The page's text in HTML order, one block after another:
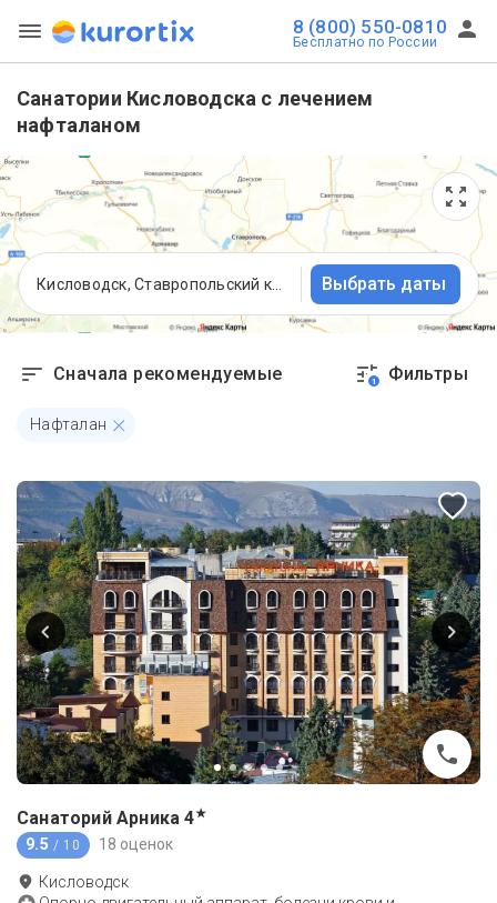
8 (800) 550-0810
Бесплатно по России
Санатории Кисловодска с лечением
нафталаном
Выбрать даты
Сначала рекомендуемые 1 Фильтры
Нафталан
Санаторий Арника 4★
9.5 / 10 18 оценок
Кисловодск